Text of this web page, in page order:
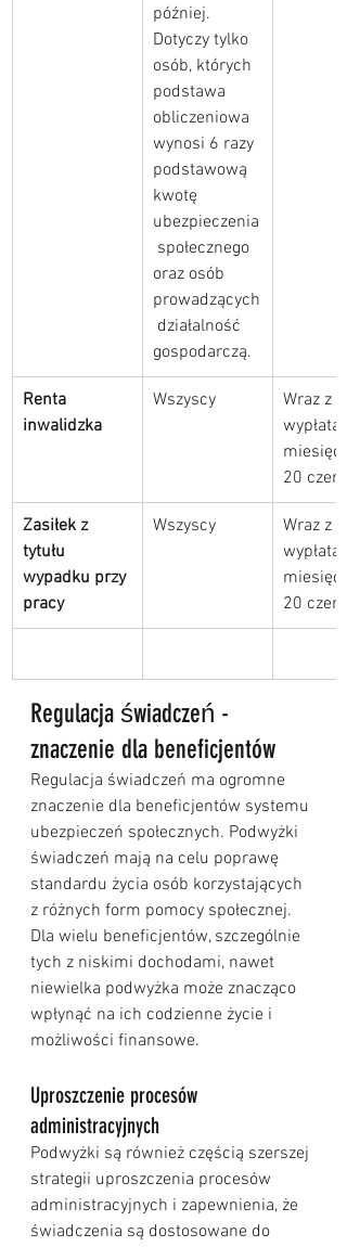
później.
Dotyczy tylko
osób, których
podstawa
obliczeniowa
wynosi 6 razy
podstawową
kwotę
ubezpieczenia
społecznego
oraz osób
prowadzących
działalność
gospodarczą.
Renta
inwalidzka
Wszyscy
Wraz z
wypłatą
20
Zasiłek z
tytułu
wypadku przy
pracy
Wszyscy
Wraz z
wypłatą
20
Regulacja świadczeń -
znaczenie dla beneficjentów
Regulacja świadczeń ma ogromne
znaczenie dla beneficjentów systemu
ubezpieczeń społecznych. Podwyżki
świadczeń mają na celu poprawę
standardu życia osób korzystających
z różnych form pomocy społecznej.
Dla wielu beneficjentów, szczególnie
tych z niskimi dochodami, nawet
niewielka podwyżka może znacząco
wpłynąć na ich codzienne życie i
możliwości finansowe.
Uproszczenie procesów
administracyjnych
Podwyżki są również częścią szerszej
strategii uproszczenia procesów
administracyjnych i zapewnienia, że
świadczenia są dostosowane do